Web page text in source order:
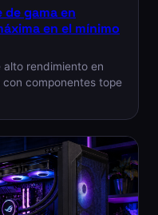
de gama en
en el mínimo
alto rendimiento en
componentes tope